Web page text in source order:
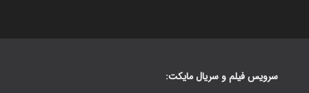
سرویس فیلم و سریال مایکت: